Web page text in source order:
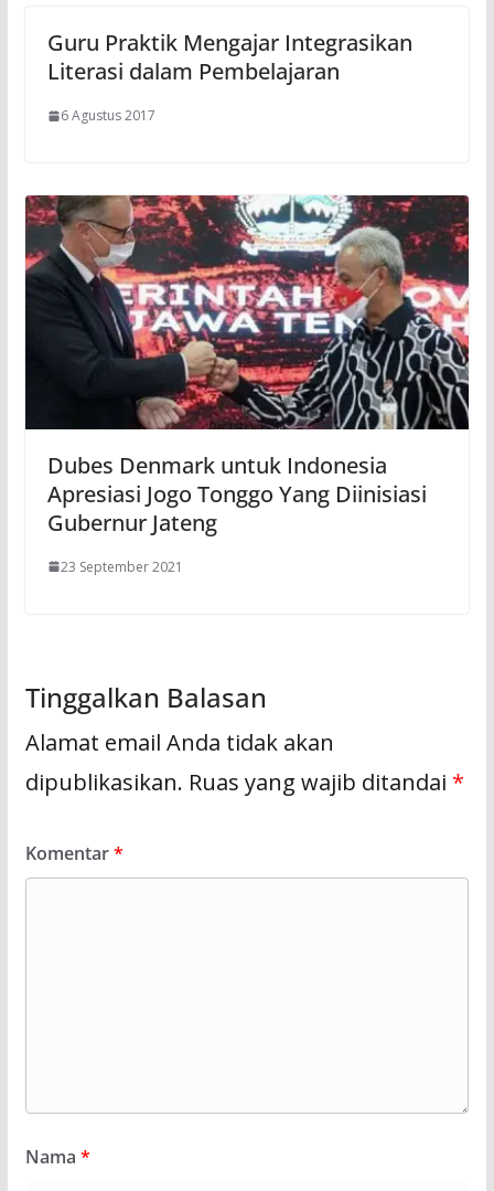
Guru Praktik Mengajar Integrasikan
Literasi dalam Pembelajaran
6 Agustus 2017
Dubes Denmark untuk Indonesia
Apresiasi Jogo Tonggo Yang Diinisiasi
Gubernur Jateng
23 September 2021
Tinggalkan Balasan
Alamat email Anda tidak akan
dipublikasikan. Ruas yang wajib ditandai *
Komentar*
Nama *